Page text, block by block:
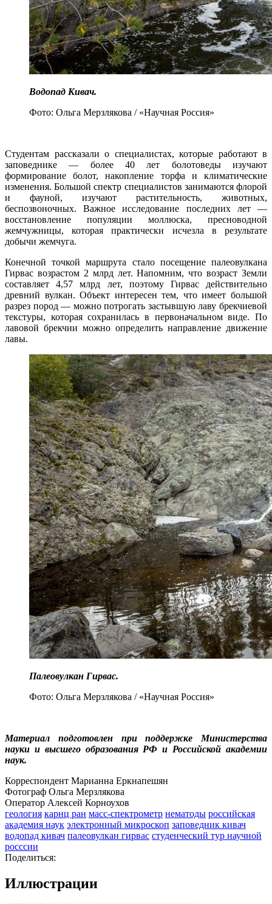
Водопад Кивач.
Фото: Ольга Мерзлякова / «Научная Россия»
Студентам рассказали о специалистах, которые работают в
заповеднике — более 40 лет болотоведы изучают
формирование болот, накопление торфа и климатические
изменения. Большой спектр специалистов занимаются флорой
и фауной, изучают растительность, животных,
беспозвоночных. Важное исследование последних лет —
восстановление популяции моллюска, пресноводной
жемчужницы, которая практически исчезла в результате
добычи жемчуга.
Конечной точкой маршрута стало посещение палеовулкана
Гирвас возрастом 2 млрд лет. Напомним, что возраст Земли
составляет 4,57 млрд лет, поэтому Гирвас действительно
древний вулкан. Объект интересен тем, что имеет большой
разрез пород — можно потрогать застывшую лаву брекчиевой
текстуры, которая сохранилась в первоначальном виде. По
лавовой брекчии можно определить направление движение
лавы.
Палеовулкан Гирвас.
Фото: Ольга Мерзлякова / «Научная Россия»
Материал подготовлен при поддержке Министерства
науки и высшего образования РФ и Российской академии
наук.
Корреспондент Марианна Еркнапешян
Фотограф Ольга Мерзлякова
Оператор Алексей Корноухов
геология карнц ран масс-спектрометр нематоды российская
академия наук электронный микроскоп заповедник кивач
водопад кивач палеовулкан гирвас студенческий тур научной
росссии
Поделиться:
Иллюстрации